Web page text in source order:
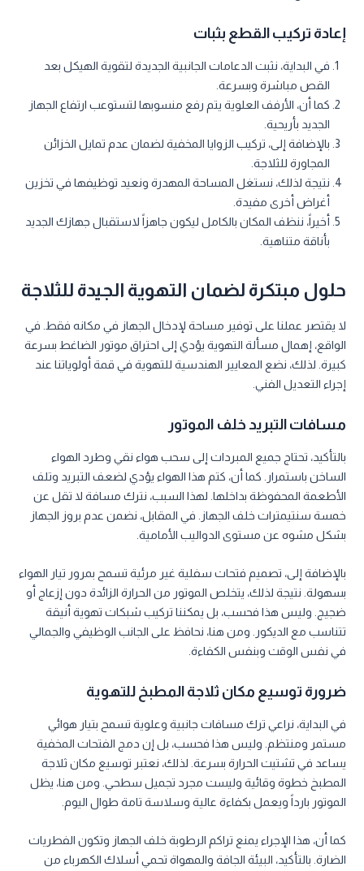
إعادة تركيب القطع بثبات
في البداية، نثبت الدعامات الجانبية الجديدة لتقوية الهيكل بعد
القص مباشرة وبسرعة.
كما أن، الأرفف العلوية يتم رفع منسوبها لتستوعب ارتفاع الجهاز
الجديد بأريحية.
بالإضافة إلى، تركيب الزوايا المخفية لضمان عدم تمايل الخزائن
المجاورة للثلاجة.
نتيجة لذلك، نستغل المساحة المهدرة ونعيد توظيفها في تخزين
أغراض أخرى مفيدة.
أخيراً، ننظف المكان بالكامل ليكون جاهزاً لاستقبال جهازك الجديد
بأناقة متناهية.
حلول مبتكرة لضمان التهوية الجيدة للثلاجة
لا يقتصر عملنا على توفير مساحة لإدخال الجهاز في مكانه فقط. في
الواقع، إهمال مسألة التهوية يؤدي إلى احتراق موتور الضاغط بسرعة
كبيرة. لذلك، نضع المعايير الهندسية للتهوية في قمة أولوياتنا عند
إجراء التعديل الفني.
مسافات التبريد خلف الموتور
بالتأكيد، تحتاج جميع المبردات إلى سحب هواء نقي وطرد الهواء
الساخن باستمرار. كما أن، كتم هذا الهواء يؤدي لضعف التبريد وتلف
الأطعمة المحفوظة بداخلها. لهذا السبب، نترك مسافة لا تقل عن
خمسة سنتيمترات خلف الجهاز. في المقابل، نضمن عدم بروز الجهاز
بشكل مشوه عن مستوى الدواليب الأمامية.
بالإضافة إلى، تصميم فتحات سفلية غير مرئية تسمح بمرور تيار الهواء
بسهولة. نتيجة لذلك، يتخلص الموتور من الحرارة الزائدة دون إزعاج أو
ضجيج. وليس هذا فحسب، بل يمكننا تركيب شبكات تهوية أنيقة
تتناسب مع الديكور. ومن هنا، نحافظ على الجانب الوظيفي والجمالي
في نفس الوقت وبنفس الكفاءة.
ضرورة توسيع مكان ثلاجة المطبخ للتهوية
في البداية، نراعي ترك مسافات جانبية وعلوية تسمح بتيار هوائي
مستمر ومنتظم. وليس هذا فحسب، بل إن دمج الفتحات المخفية
يساعد في تشتيت الحرارة بسرعة. لذلك، نعتبر توسيع مكان ثلاجة
المطبخ خطوة وقائية وليست مجرد تجميل سطحي. ومن هنا، يظل
الموتور بارداً ويعمل بكفاءة عالية وسلاسة تامة طوال اليوم.
كما أن، هذا الإجراء يمنع تراكم الرطوبة خلف الجهاز وتكون الفطريات
الضارة. بالتأكيد، البيئة الجافة والمهواة تحمي أسلاك الكهرباء من